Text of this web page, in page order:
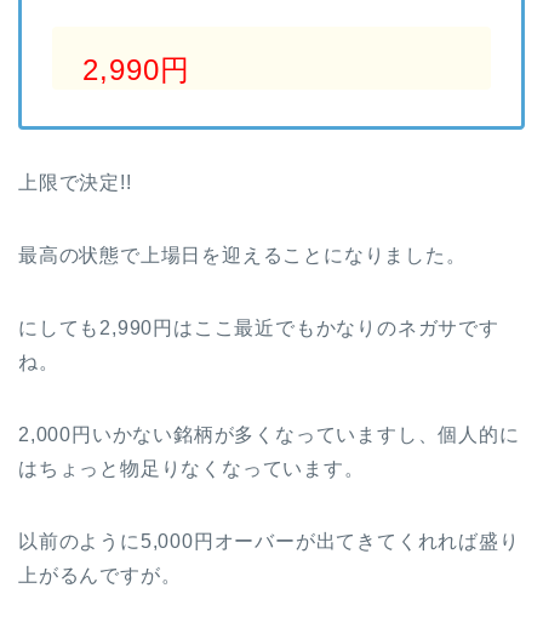
2,990円
上限で決定!!
最高の状態で上場日を迎えることになりました。
にしても2,990円はここ最近でもかなりのネガサです
ね。
2,000円いかない銘柄が多くなっていますし、個人的に
はちょっと物足りなくなっています。
以前のように5,000円オーバーが出てきてくれれば盛り
上がるんですが。